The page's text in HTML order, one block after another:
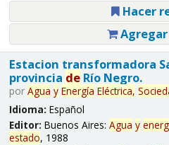
Hacer
Estacion transformadora
provincia deRío Negro.
por Agua y Energía Eléctrica,
Idioma: Español
Editor: Buenos Aires: Agua y
estado, 1988